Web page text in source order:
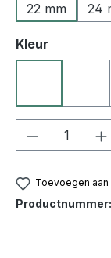
22 mm
24
Selecteer
Kleur
Toevoegen
Productnummer: